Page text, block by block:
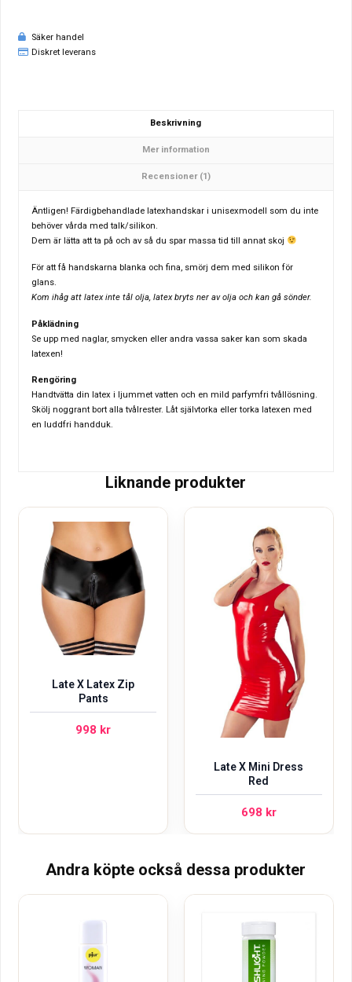
Säker handel
Diskret leverans
Beskrivning
Mer information
Recensioner (1)
Äntligen! Färdigbehandlade latexhandskar i unisexmodell som du inte
behöver vårda med talk/silikon.
Dem är lätta att ta på och av så du spar massa tid till annat skoj
För att få handskarna blanka och fina, smörj dem med silikon för
glans.
Kom ihåg att latex inte tål olja, latex bryts ner av olja och kan gå sönder.
Påklädning
Se upp med naglar, smycken eller andra vassa saker kan som skada
latexen!
Rengöring
Handtvätta din latex i ljummet vatten och en mild parfymfri tvållösning.
Skölj noggrant bort alla tvålrester. Låt självtorka eller torka latexen med
en luddfri handduk.
Liknande produkter
Late X Latex Zip
Pants
998 kr
Late X Mini Dress
Red
698 kr
Andra köpte också dessa produkter